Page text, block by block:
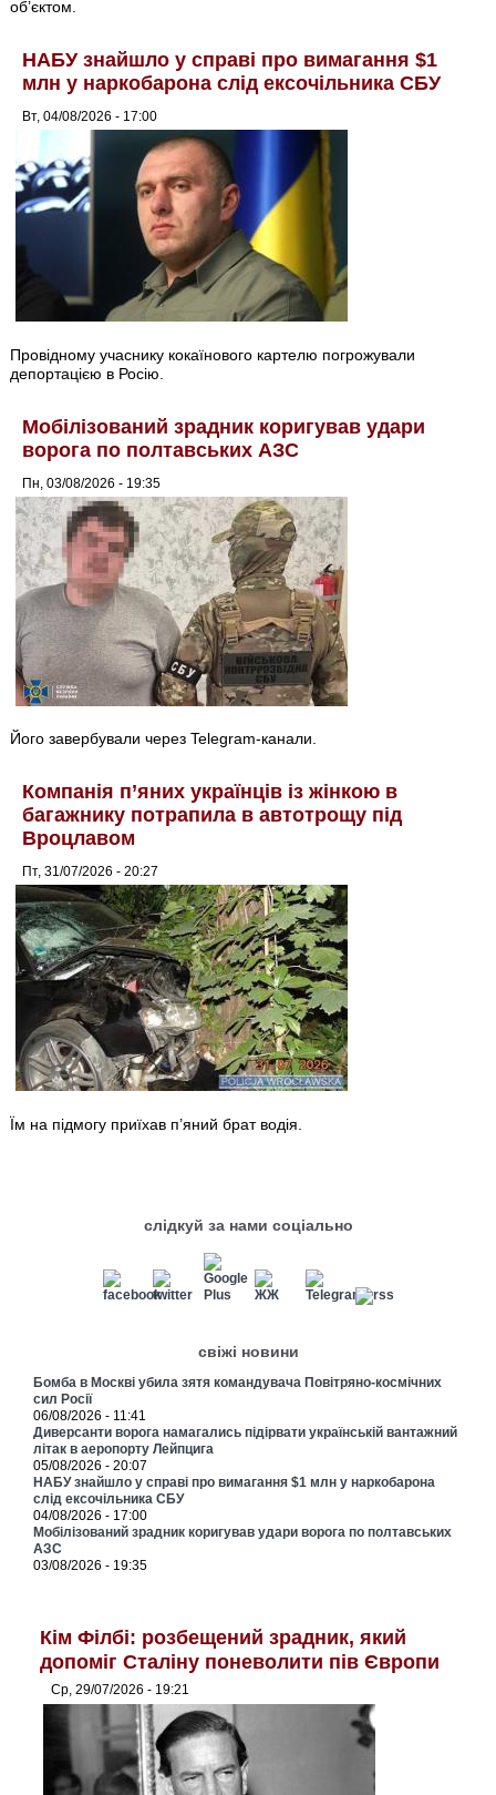
об’єктом.
НАБУ знайшло у справі про вимагання $1
млн у наркобарона слід ексочільника СБУ
Вт, 04/08/2026 - 17:00
Провідному учаснику кокаїнового картелю погрожували
депортацією в Росію.
Мобілізований зрадник коригував удари
ворога по полтавських АЗС
Пн, 03/08/2026 - 19:35
Його завербували через Telegram-канали.
Компанія п’яних українців із жінкою в
багажнику потрапила в автотрощу під
Вроцлавом
Пт, 31/07/2026 - 20:27
Їм на підмогу приїхав п’яний брат водія.
слідкуй за нами соціально
свіжі новини
Бомба в Москві убила зятя командувача Повітряно-космічних
сил Росії
06/08/2026 - 11:41
Диверсанти ворога намагались підірвати українській вантажний
літак в аеропорту Лейпцига
05/08/2026 - 20:07
НАБУ знайшло у справі про вимагання $1 млн у наркобарона
слід ексочільника СБУ
04/08/2026 - 17:00
Мобілізований зрадник коригував удари ворога по полтавських
АЗС
03/08/2026 - 19:35
Кім Філбі: розбещений зрадник, який
допоміг Сталіну поневолити пів Європи
Ср, 29/07/2026 - 19:21